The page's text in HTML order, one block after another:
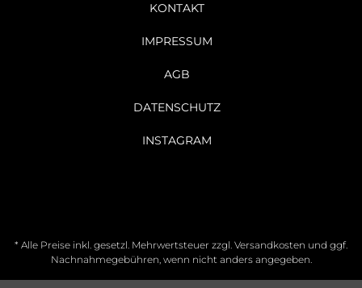
KONTAKT
IMPRESSUM
AGB
DATENSCHUTZ
INSTAGRAM
* Alle Preise inkl. gesetzl. Mehrwertsteuer zzgl. Versandkosten und ggf.
Nachnahmegebühren, wenn nicht anders angegeben.